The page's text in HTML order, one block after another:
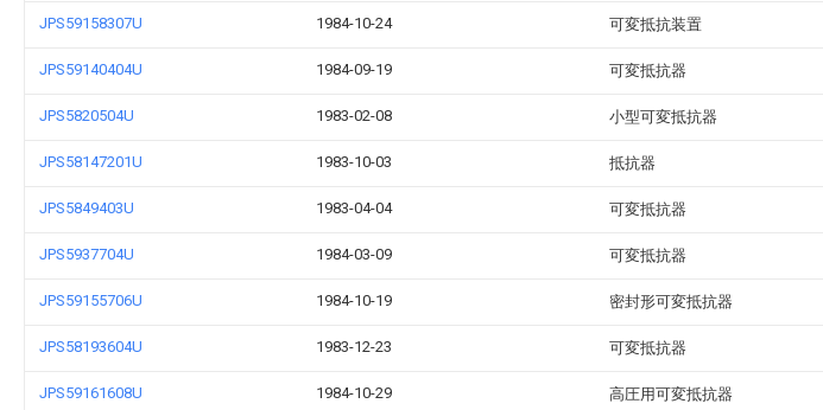
JPS59158307U 1984-10-24 可変抵抗装置
JPS59140404U 1984-09-19 可変抵抗器
JPS5820504U 1983-02-08 小型可変抵抗器
JPS58147201U 1983-10-03 抵抗器
JPS5849403U 1983-04-04 可変抵抗器
JPS5937704U 1984-03-09 可変抵抗器
JPS59155706U 1984-10-19 密封形可変抵抗器
JPS58193604U 1983-12-23 可変抵抗器
JPS59161608U 1984-10-29 高圧用可変抵抗器